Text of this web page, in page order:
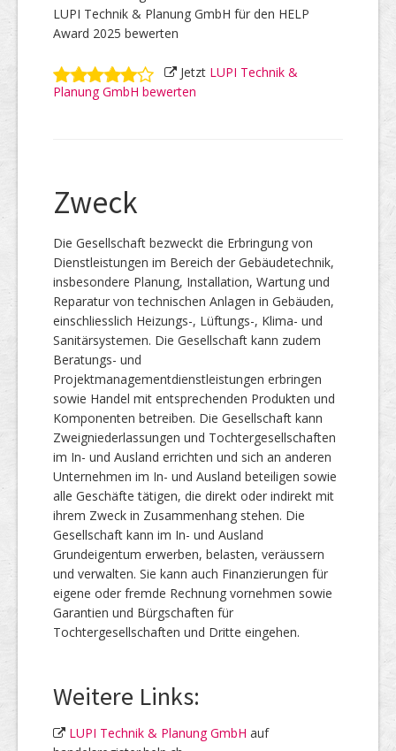
LUPI Technik & Planung GmbH für den HELP
Award 2025 bewerten
Jetzt LUPI Technik &
Planung GmbH bewerten
Zweck
Die Gesellschaft bezweckt die Erbringung von
Dienstleistungen im Bereich der Gebäudetechnik,
insbesondere Planung, Installation, Wartung und
Reparatur von technischen Anlagen in Gebäuden,
einschliesslich Heizungs-, Lüftungs-, Klima- und
Sanitärsystemen. Die Gesellschaft kann zudem
Beratungs- und
Projektmanagementdienstleistungen erbringen
sowie Handel mit entsprechenden Produkten und
Komponenten betreiben. Die Gesellschaft kann
Zweigniederlassungen und Tochtergesellschaften
im In- und Ausland errichten und sich an anderen
Unternehmen im In- und Ausland beteiligen sowie
alle Geschäfte tätigen, die direkt oder indirekt mit
ihrem Zweck in Zusammenhang stehen. Die
Gesellschaft kann im In- und Ausland
Grundeigentum erwerben, belasten, veräussern
und verwalten. Sie kann auch Finanzierungen für
eigene oder fremde Rechnung vornehmen sowie
Garantien und Bürgschaften für
Tochtergesellschaften und Dritte eingehen.
Weitere Links:
LUPI Technik & Planung GmbH auf